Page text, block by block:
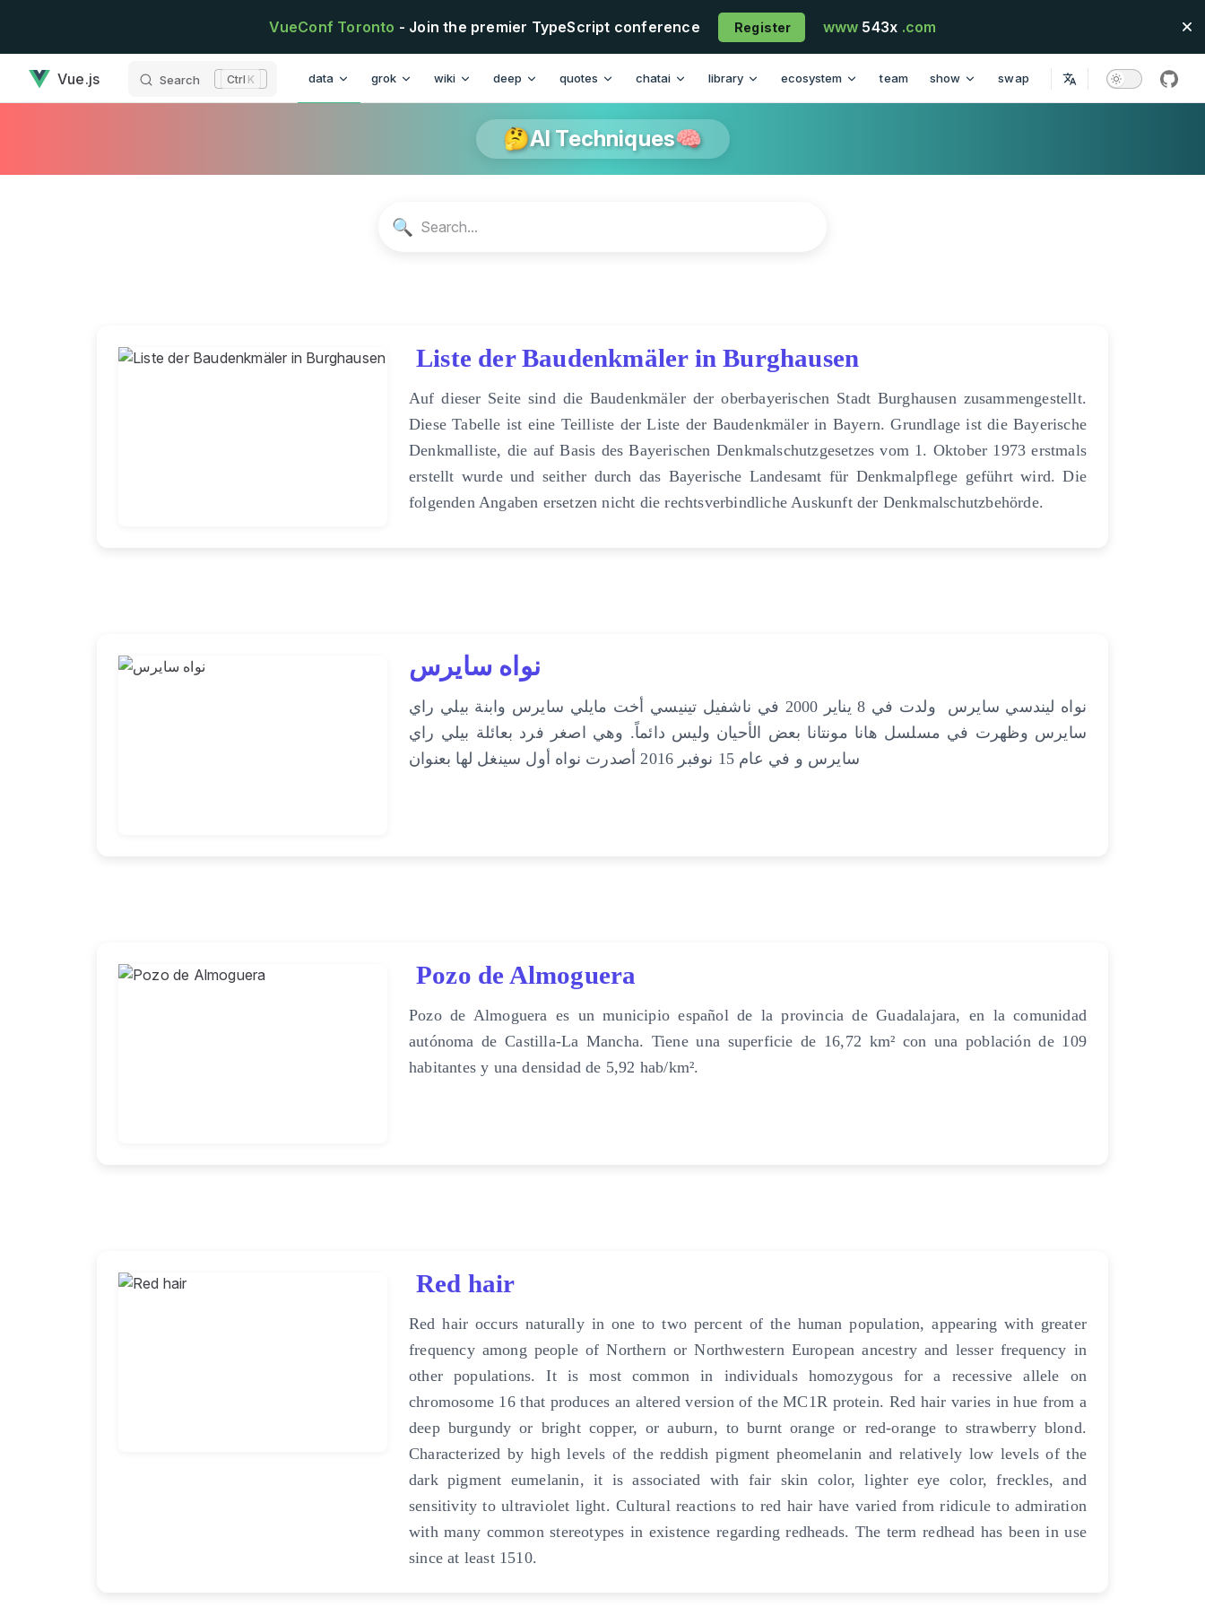
VueConf Toronto - Join the premier TypeScript conference Register www 543x .com
Vue.js Search K data grok wiki deep quotes chatai library ecosystem team show swap
🤔AI Techniques🧠
🔍
Liste der Baudenkmäler in Burghausen
Auf dieser Seite sind die Baudenkmäler der oberbayerischen Stadt Burghausen zusammengestellt.
Diese Tabelle ist eine Teilliste der Liste der Baudenkmäler in Bayern. Grundlage ist die Bayerische
Denkmalliste, die auf Basis des Bayerischen Denkmalschutzgesetzes vom 1. Oktober 1973 erstmals
erstellt wurde und seither durch das Bayerische Landesamt für Denkmalpflege geführt wird. Die
folgenden Angaben ersetzen nicht die rechtsverbindliche Auskunft der Denkmalschutzbehörde.
نواه سايرس
نواه ليندسي سايرس ‏ ولدت في 8 يناير 2000 في ناشفيل تينيسي أخت مايلي سايرس وابنة بيلي راي
سايرس وظهرت في مسلسل هانا مونتانا بعض الأحيان وليس دائماً. وهي اصغر فرد بعائلة بيلي راي
سايرس و في عام 15 نوفبر 2016 أصدرت نواه أول سينغل لها بعنوان
Pozo de Almoguera
Pozo de Almoguera es un municipio español de la provincia de Guadalajara, en la comunidad
autónoma de Castilla-La Mancha. Tiene una superficie de 16,72 km² con una población de 109
habitantes y una densidad de 5,92 hab/km².
Red hair
Red hair occurs naturally in one to two percent of the human population, appearing with greater
frequency among people of Northern or Northwestern European ancestry and lesser frequency in
other populations. It is most common in individuals homozygous for a recessive allele on
chromosome 16 that produces an altered version of the MC1R protein. Red hair varies in hue from a
deep burgundy or bright copper, or auburn, to burnt orange or red-orange to strawberry blond.
Characterized by high levels of the reddish pigment pheomelanin and relatively low levels of the
dark pigment eumelanin, it is associated with fair skin color, lighter eye color, freckles, and
sensitivity to ultraviolet light. Cultural reactions to red hair have varied from ridicule to admiration
with many common stereotypes in existence regarding redheads. The term redhead has been in use
since at least 1510.